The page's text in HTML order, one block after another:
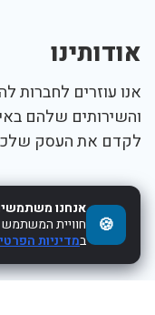
אודותינו
אנו עוזרים לחברות
והשירותים שלהם
לקדם את העסק
תפריט
פרסום עסק חינם
צור קשר
🍪
אנחנו
חוויית המשתמש
במדיניות